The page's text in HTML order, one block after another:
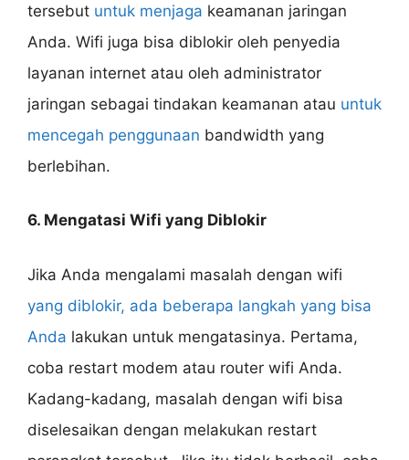
tersebut untuk menjaga keamanan jaringan
Anda. Wifi juga bisa diblokir oleh penyedia
layanan internet atau oleh administrator
jaringan sebagai tindakan keamanan atau untuk
mencegah penggunaan bandwidth yang
berlebihan.
6. Mengatasi Wifi yang Diblokir
Jika Anda mengalami masalah dengan wifi
yang diblokir, ada beberapa langkah yang bisa
Anda lakukan untuk mengatasinya. Pertama,
coba restart modem atau router wifi Anda.
Kadang-kadang, masalah dengan wifi bisa
diselesaikan dengan melakukan restart